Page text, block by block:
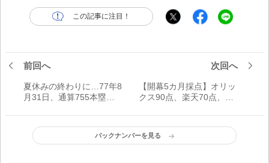
この記事に注目！
前回へ
夏休みの終わりに…77年8
月31日、通算755本塁打
貞治【プロ野球はみだし
録】
次回へ
【開幕5カ月採点】オリッ
クス90点、楽天70点、ソ
ーグ6球団のここまでの評
価は？
バックナンバーを見る